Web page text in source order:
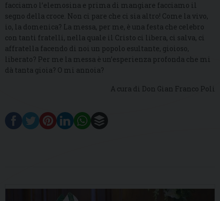
facciamo l’elemosina e prima di mangiare facciamo il
segno della croce. Non ci pare che ci sia altro! Come la vivo,
io, la domenica? La messa, per me, è una festa che celebro
con tanti fratelli, nella quale il Cristo ci libera, ci salva, ci
affratella facendo di noi un popolo esultante, gioioso,
liberato? Per me la messa è un’esperienza profonda che mi
dà tanta gioia? O mi annoia?
A cura di Don Gian Franco Poli